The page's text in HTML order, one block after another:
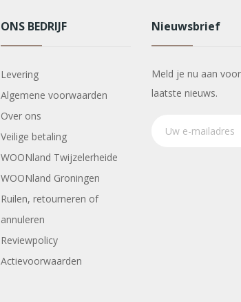
ONS BEDRIJF
Levering
Algemene voorwaarden
Over ons
Veilige betaling
WOONland Twijzelerheide
WOONland Groningen
Ruilen, retourneren of
annuleren
Reviewpolicy
Actievoorwaarden
Nieuwsbrief
Meld je nu aan
laatste nieuws.